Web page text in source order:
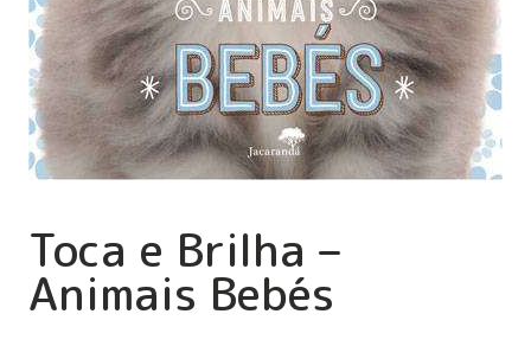
Toca e Brilha –
Animais Bebés